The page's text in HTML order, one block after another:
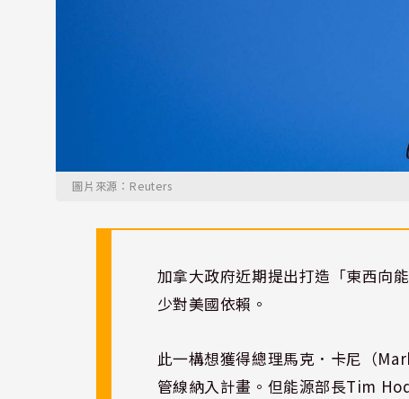
圖片來源：Reuters
加拿大政府近期提出打造「東西向
少對美國依賴。
此一構想獲得總理馬克．卡尼（
管線納入計畫。但能源部長Tim